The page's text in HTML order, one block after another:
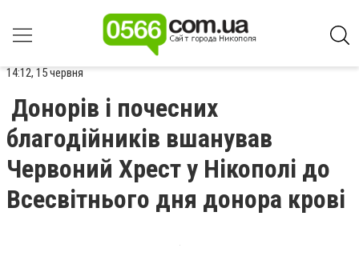
14:12, 15 червня
Донорів і почесних
благодійників вшанував
Червоний Хрест у Нікополі до
Всесвітнього дня донора крові